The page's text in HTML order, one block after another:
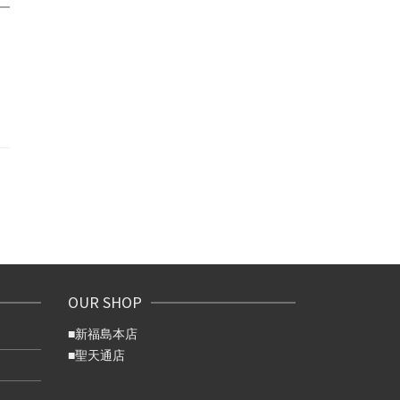
OUR SHOP
■新福島本店
■聖天通店